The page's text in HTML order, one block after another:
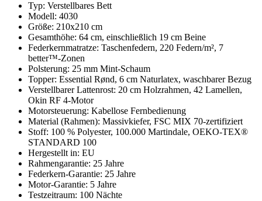
Typ: Verstellbares Bett
Modell: 4030
Größe: 210x210 cm
Gesamthöhe: 64 cm, einschließlich 19 cm Beine
Federkernmatratze: Taschenfedern, 220 Federn/m², 7
better™-Zonen
Polsterung: 25 mm Mint-Schaum
Topper: Essential Rønd, 6 cm Naturlatex, waschbarer Bezug
Verstellbarer Lattenrost: 20 cm Holzrahmen, 42 Lamellen,
Okin RF 4-Motor
Motorsteuerung: Kabellose Fernbedienung
Material (Rahmen): Massivkiefer, FSC MIX 70-zertifiziert
Stoff: 100 % Polyester, 100.000 Martindale, OEKO-TEX®
STANDARD 100
Hergestellt in: EU
Rahmengarantie: 25 Jahre
Federkern-Garantie: 25 Jahre
Motor-Garantie: 5 Jahre
Testzeitraum: 100 Nächte